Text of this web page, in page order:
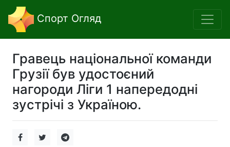
Спорт Огляд
Гравець національної команди
Грузії був удостоєний
нагороди Ліги 1 напередодні
зустрічі з Україною.